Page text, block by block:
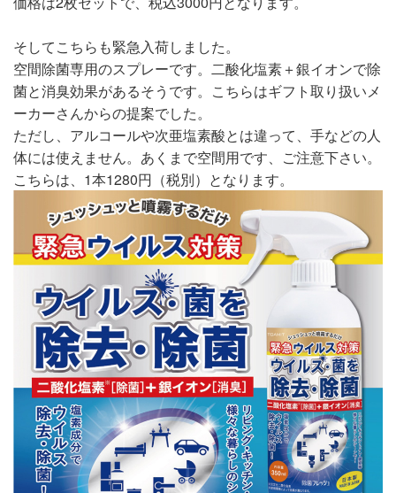
そしてこちらも緊急入荷しました。
空間除菌専用のスプレーです。二酸化塩素＋銀イオンで除
菌と消臭効果があるそうです。こちらはギフト取り扱いメ
ーカーさんからの提案でした。
ただし、アルコールや次亜塩素酸とは違って、手などの人
体には使えません。あくまで空間用です、ご注意下さい。
こちらは、1本1280円（税別）となります。